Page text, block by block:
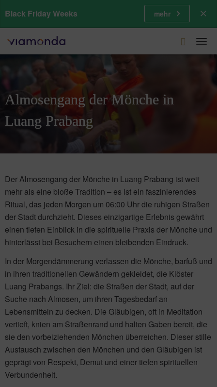
Black Friday Weeks mehr
Almosengang der Mönche in
Luang Prabang
Der Almosengang der Mönche in Luang Prabang ist weit
mehr als eine bloße Tradition – es ist ein faszinierendes
Ritual, das jeden Morgen um 06:00 Uhr die ruhigen Straßen
der Stadt durchzieht. Dieses einzigartige Erlebnis gewährt
einen tiefen Einblick in die spirituelle Praxis der Mönche und
hinterlässt bei Besuchern einen bleibenden Eindruck.
In der Morgendämmerung verlassen die Mönche, barfuß und
in ihren traditionellen Gewändern gekleidet, die Klöster
Luang Prabangs. Ihr Ziel: die Straßen der Stadt, auf der
Suche nach Almosen, um ihren Tagesbedarf an
Lebensmitteln zu decken. Die Gläubigen, oft in Meditation
vertieft, knien am Straßenrand und halten Gaben bereit, die
sie den vorbeiziehenden Mönchen überreichen. Dieser stille
Austausch zwischen den Mönchen und den Gläubigen ist
geprägt von Respekt, Demut und einer tiefen spirituellen
Verbundenheit.